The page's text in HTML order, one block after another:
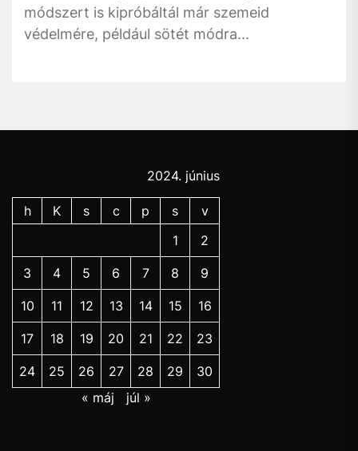
módszert is kipróbáltál már szemeid
védelmére, például sötét módra...
2024. június
h K s c p s
v
1
2
3 4 5 6 7 8 9
10 11 12 13 14 15 16
17 18 19 20 21 22 23
24 25 26 27 28 29
30
« máj
júl »